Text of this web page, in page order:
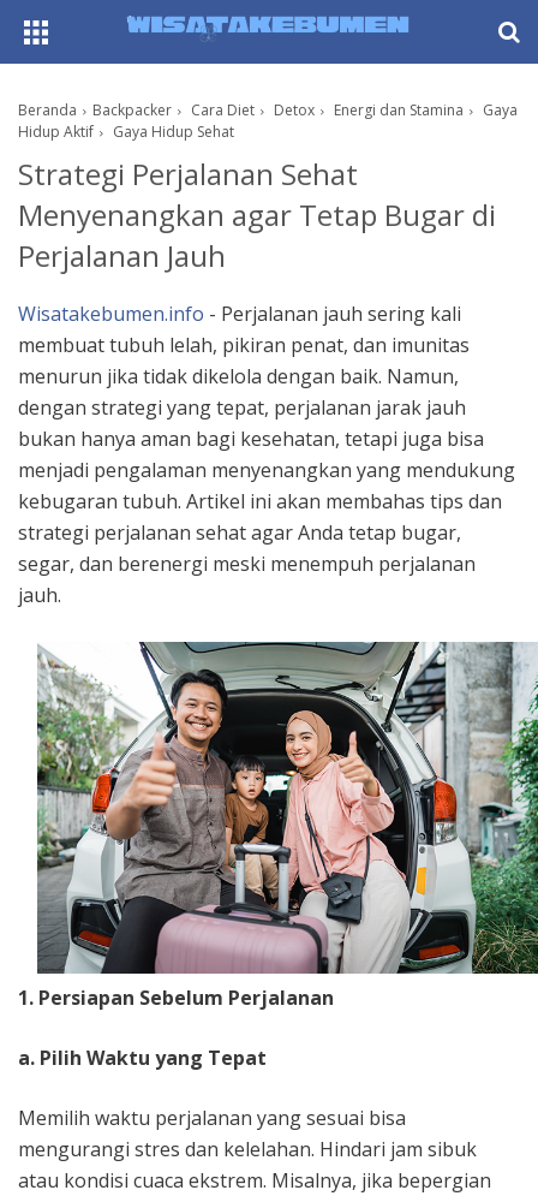
Beranda Backpacker Cara Diet Detox Energi dan Stamina
Gaya
Hidup Aktif
Gaya Hidup Sehat
Strategi Perjalanan Sehat
Menyenangkan agar Tetap Bugar di
Perjalanan Jauh
Wisatakebumen.info - Perjalanan jauh sering kali
membuat tubuh lelah, pikiran penat, dan imunitas
menurun jika tidak dikelola dengan baik. Namun,
dengan strategi yang tepat, perjalanan jarak jauh
bukan hanya aman bagi kesehatan, tetapi juga bisa
menjadi pengalaman menyenangkan yang mendukung
kebugaran tubuh. Artikel ini akan membahas tips dan
strategi perjalanan sehat agar Anda tetap bugar,
segar, dan berenergi meski menempuh perjalanan
jauh.
1. Persiapan Sebelum Perjalanan
a. Pilih Waktu yang Tepat
Memilih waktu perjalanan yang sesuai bisa
mengurangi stres dan kelelahan. Hindari jam sibuk
atau kondisi cuaca ekstrem. Misalnya, jika bepergian